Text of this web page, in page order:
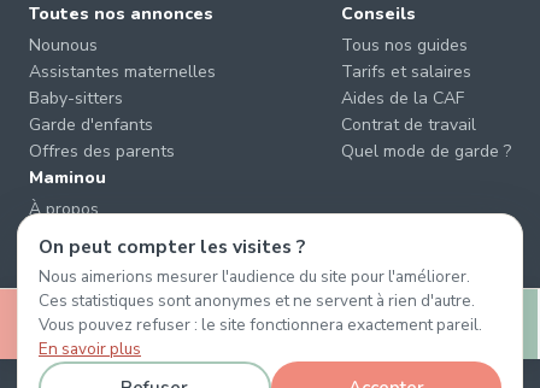
🤍
Toutes nos annonces
Nounous
Assistantes maternelles
Baby-sitters
Garde d'enfants
Offres des parents
Conseils
Tous nos guides
Tarifs et salaires
Aides de la CAF
Contrat de travail
Quel mode de garde ?
Maminou
À propos
Nous contacter
Éviter les arnaques
CGU & CGV
Confidentialité
On peut compter les visites ?
Nous aimerions mesurer l'audience du site pour l'améliorer.
Ces statistiques sont anonymes et ne servent à rien d'autre.
Vous pouvez refuser : le site fonctionnera exactement pareil.
En savoir plus